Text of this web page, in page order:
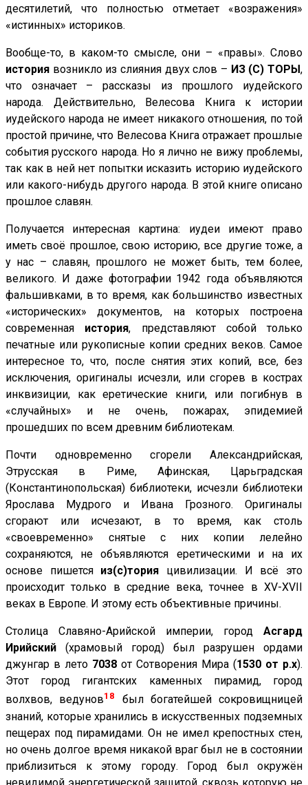
десятилетий, что полностью отметает «возражения»
«истинных» историков.
Вообще-то, в каком-то смысле, они – «правы». Слово
история возникло из слияния двух слов – ИЗ (С) ТОРЫ,
что означает – рассказы из прошлого иудейского
народа. Действительно, Велесова Книга к истории
иудейского народа не имеет никакого отношения, по той
простой причине, что Велесова Книга отражает прошлые
события русского народа. Но я лично не вижу проблемы,
так как в ней нет попытки исказить историю иудейского
или какого-нибудь другого народа. В этой книге описано
прошлое славян.
Получается интересная картина: иудеи имеют право
иметь своё прошлое, свою историю, все другие тоже, а
у нас – славян, прошлого не может быть, тем более,
великого. И даже фотографии 1942 года объявляются
фальшивками, в то время, как большинство известных
«исторических» документов, на которых построена
современная история, представляют собой только
печатные или рукописные копии средних веков. Самое
интересное то, что, после снятия этих копий, все, без
исключения, оригиналы исчезли, или сгорев в кострах
инквизиции, как еретические книги, или погибнув в
«случайных» и не очень, пожарах, эпидемией
прошедших по всем древним библиотекам.
Почти одновременно сгорели Александрийская,
Этрусская в Риме, Афинская, Царьградская
(Константинопольская) библиотеки, исчезли библиотеки
Ярослава Мудрого и Ивана Грозного. Оригиналы
сгорают или исчезают, в то время, как столь
«своевременно» снятые с них копии лелейно
сохраняются, не объявляются еретическими и на их
основе пишется из(с)тория цивилизации. И всё это
происходит только в средние века, точнее в XV-XVII
веках в Европе. И этому есть объективные причины.
Столица Славяно-Арийской империи, город Асгард
Ирийский (храмовый город) был разрушен ордами
джунгар в лето 7038 от Сотворения Мира (1530 от р.х).
Этот город гигантских каменных пирамид, город
волхвов, ведунов18
был богатейшей сокровищницей
знаний, которые хранились в искусственных подземных
пещерах под пирамидами. Он не имел крепостных стен,
но очень долгое время никакой враг был не в состоянии
приблизиться к этому городу. Город был окружён